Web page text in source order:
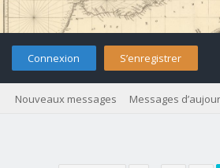
Connexion S’enregistrer
Nouveaux messages Messages